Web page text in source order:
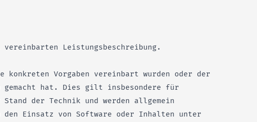
Leistungsbeschreibung.
Vorgaben vereinbart wurden oder der
gemacht hat. Dies gilt insbesondere für
der Technik und werden allgemein
den Einsatz von Software oder Inhalten unter